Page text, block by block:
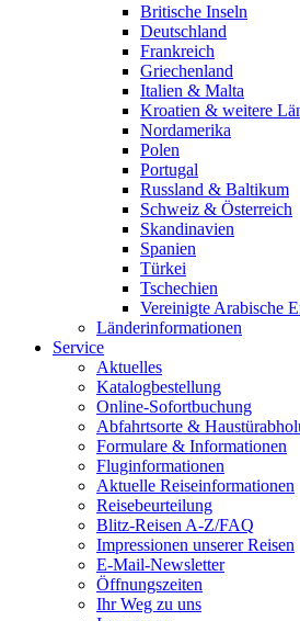
Britische Inseln
Deutschland
Frankreich
Griechenland
Italien & Malta
Kroatien & weitere
Nordamerika
Polen
Portugal
Russland & Baltikum
Schweiz & Österreich
Skandinavien
Spanien
Türkei
Tschechien
Vereinigte Arabische
Länderinformationen
Service
Aktuelles
Katalogbestellung
Online-Sofortbuchung
Abfahrtsorte &
Formulare & Informationen
Fluginformationen
Aktuelle Reiseinformationen
Reisebeurteilung
Blitz-Reisen A-Z/FAQ
Impressionen unserer Reisen
E-Mail-Newsletter
Öffnungszeiten
Ihr Weg zu uns